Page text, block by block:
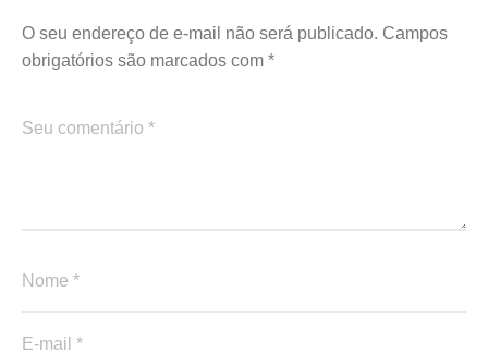
O seu endereço de e-mail não será publicado. Campos
obrigatórios são marcados com *